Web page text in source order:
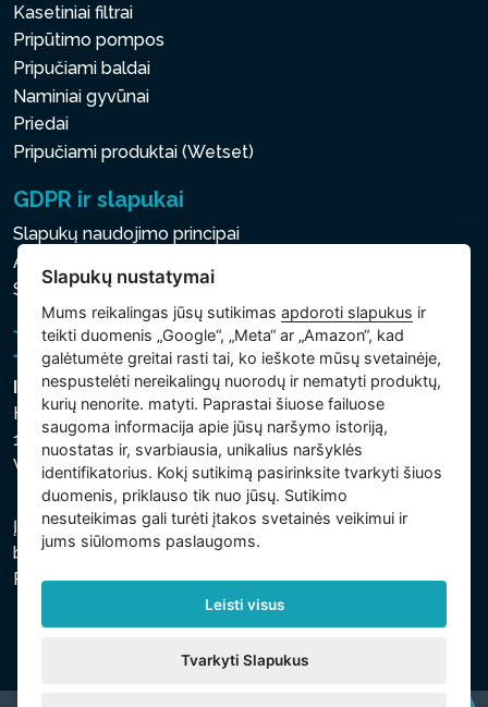
Kasetiniai filtrai
Pripūtimo pompos
Pripučiami baldai
Naminiai gyvūnai
Priedai
Pripučiami produktai (Wetset)
GDPR ir slapukai
Slapukų naudojimo principai
Asmens ir kitų tvarkomų duomenų apsaugos politika
Slapukų nustatymai
Intex Trading, s.r.o.
Hradecká 2526/3
130 00 Praha 3
Vinohrady - Česká republika
Įmonė įregistruota Prahos miesto teisme, C skyriuje,
bylos numeris 74759. regsitracijos numeris: 26150808,
PVM kodas: CZ26150808.
Slapukų nustatymai
Mums reikalingas jūsų sutikimasapdoroti slapukus ir
teikti duomenis „Google“, „Meta“ ar „Amazon“, kad
galėtumėte greitai rasti tai, ko ieškote mūsų svetainėje,
nespustelėti nereikalingų nuorodų ir nematyti produktų,
kurių nenorite. matyti. Paprastai šiuose failuose
saugoma informacija apie jūsų naršymo istoriją,
nuostatas ir, svarbiausia, unikalius naršyklės
identifikatorius. Kokį sutikimą pasirinksite tvarkyti šiuos
duomenis, priklauso tik nuo jūsų. Sutikimo
nesuteikimas gali turėti įtakos svetainės veikimui ir
jums siūlomoms paslaugoms.
Leisti visus
Tvarkyti Slapukus